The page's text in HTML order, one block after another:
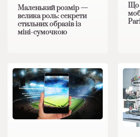
Маленький розмір —
велика роль: секрети
стильних образів із
міні-сумочкою
Що